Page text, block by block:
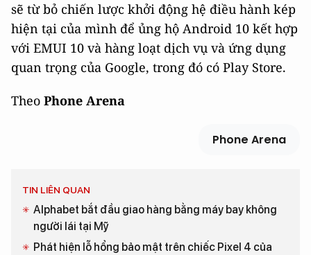
sẽ từ bỏ chiến lược khởi động hệ điều hành kép
hiện tại của mình để ủng hộ Android 10 kết hợp
với EMUI 10 và hàng loạt dịch vụ và ứng dụng
quan trọng của Google, trong đó có Play Store.
Theo Phone Arena
Phone Arena
TIN LIÊN QUAN
Alphabet bắt đầu giao hàng bằng máy bay không
người lái tại Mỹ
Phát hiện lỗ hổng bảo mật trên chiếc Pixel 4 của